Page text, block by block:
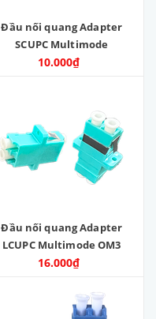
Đầu nối quang Adapter
SCUPC Multimode
10.000₫
Đầu nối quang Adapter
LCUPC Multimode OM3
16.000₫